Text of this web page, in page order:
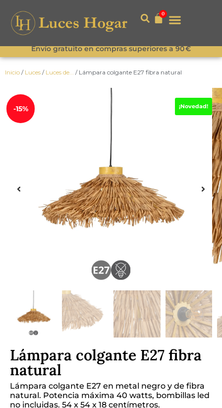
0
Envío gratuito en compras superiores a 90 €
Inicio / Luces / Luces de... / Lámpara colgante E27 fibra natural
-15% ¡Novedad!
Lámpara colgante E27 fibra
natural
Lámpara colgante E27 en metal negro y de fibra
natural. Potencia máxima 40 watts, bombillas led
no incluidas. 54 x 54 x 18 centímetros.